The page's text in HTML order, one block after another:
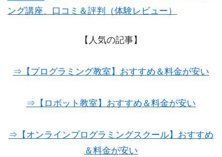
ング講座、口コミ＆評判（体験レビュー）
【人気の記事】
⇒【プログラミング教室】おすすめ＆料金が安い
⇒【ロボット教室】おすすめ＆料金が安い
⇒【オンラインプログラミングスクール】おすすめ
＆料金が安い